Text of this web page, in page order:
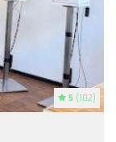
5 (102)